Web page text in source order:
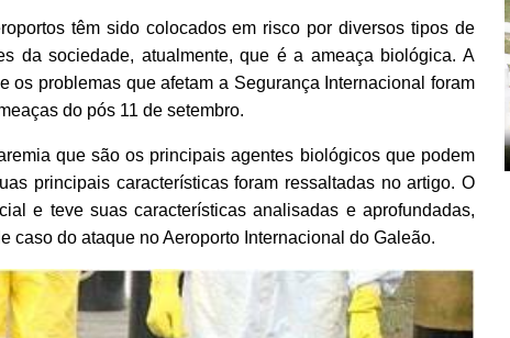
têm sido colocados em risco por diversos tipos de
da sociedade, atualmente, que é a ameaça biológica. A
os problemas que afetam a Segurança Internacional foram
do pós 11 de setembro.
que são os principais agentes biológicos que podem
principais características foram ressaltadas no artigo. O
e teve suas características analisadas e aprofundadas,
caso do ataque no Aeroporto Internacional do Galeão.